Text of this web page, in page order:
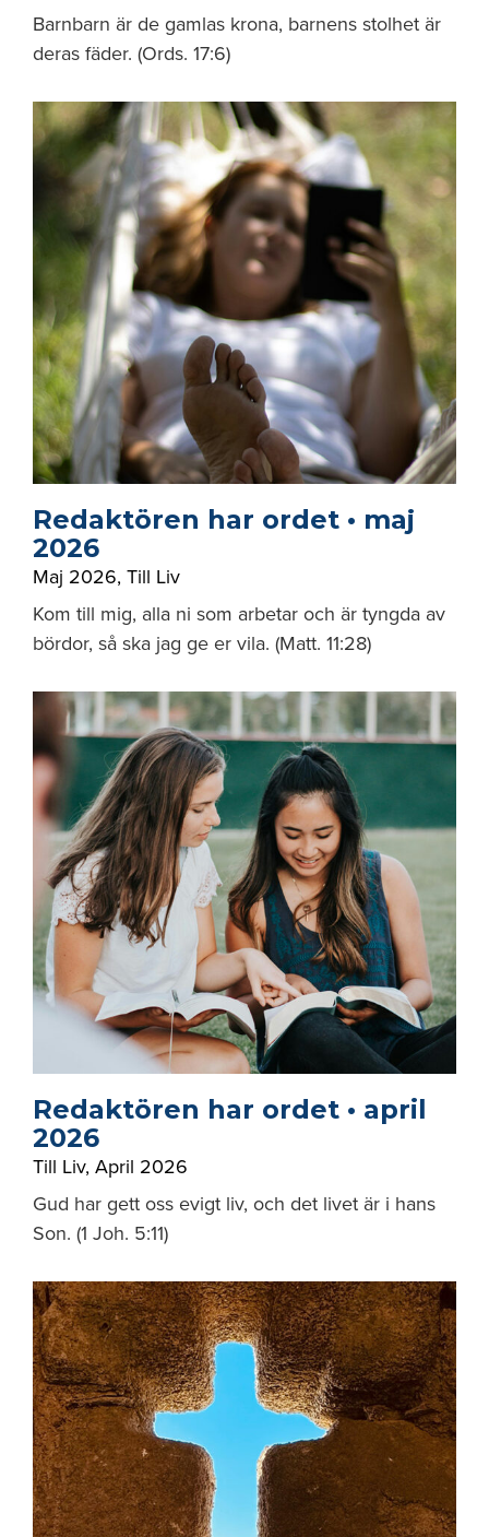
Barnbarn är de gamlas krona, barnens stolhet är
deras fäder. (Ords. 17:6)
Redaktören har ordet • maj
2026
Maj 2026, Till Liv
Kom till mig, alla ni som arbetar och är tyngda av
bördor, så ska jag ge er vila. (Matt. 11:28)
Redaktören har ordet • april
2026
Till Liv, April 2026
Gud har gett oss evigt liv, och det livet är i hans
Son. (1 Joh. 5:11)